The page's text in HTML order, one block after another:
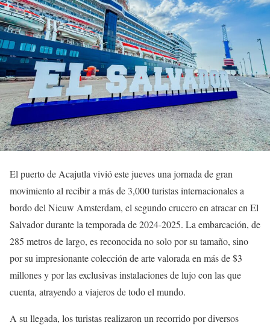
El puerto de Acajutla vivió este jueves una jornada de gran
movimiento al recibir a más de 3,000 turistas internacionales a
bordo del Nieuw Amsterdam, el segundo crucero en atracar en El
Salvador durante la temporada de 2024-2025. La embarcación, de
285 metros de largo, es reconocida no solo por su tamaño, sino
por su impresionante colección de arte valorada en más de $3
millones y por las exclusivas instalaciones de lujo con las que
cuenta, atrayendo a viajeros de todo el mundo.
A su llegada, los turistas realizaron un recorrido por diversos